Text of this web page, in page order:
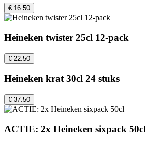
€ 16.50
Heineken twister 25cl 12-pack
€ 22.50
Heineken krat 30cl 24 stuks
€ 37.50
ACTIE: 2x Heineken sixpack 50cl